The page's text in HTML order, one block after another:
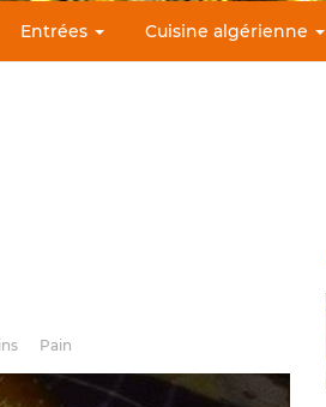
Entrées Cuisine algérienne
Pain